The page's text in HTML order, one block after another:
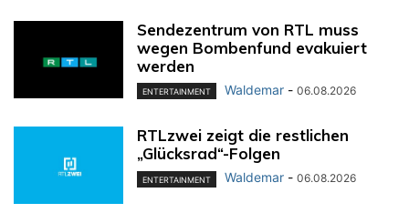
Sendezentrum von RTL muss
wegen Bombenfund evakuiert
werden
ENTERTAINMENT Waldemar - 06.08.2026
RTLzwei zeigt die restlichen
„Glücksrad“-Folgen
ENTERTAINMENT Waldemar - 06.08.2026